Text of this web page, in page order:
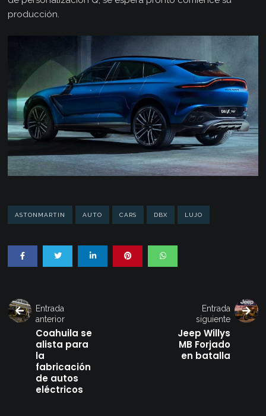
producción.
ASTONMARTIN AUTO CARS DBX LUJO
Entrada
anterior
Coahuila se
alista para
la
fabricación
de autos
eléctricos
Entrada
siguiente
Jeep Willys
MB Forjado
en batalla